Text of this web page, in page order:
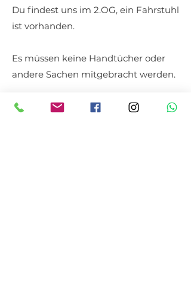
Du findest uns im 2.OG, ein Fahrstuhl
ist vorhanden.
Es müssen keine Handtücher oder
andere Sachen mitgebracht werden.
Wir akzeptieren Bar- und